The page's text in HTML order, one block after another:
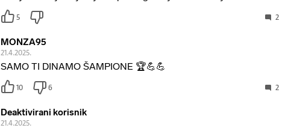
5 2
MONZA95
21.4.2025.
SAMO TI DINAMO ŠAMPIONE 🏆💪💪
10 6 2
Deaktivirani korisnik
21.4.2025.